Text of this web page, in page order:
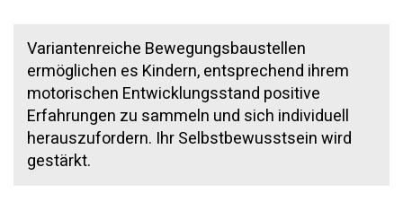
Variantenreiche Bewegungsbaustellen
ermöglichen es Kindern, entsprechend ihrem
motorischen Entwicklungsstand positive
Erfahrungen zu sammeln und sich individuell
herauszufordern. Ihr Selbstbewusstsein wird
gestärkt.